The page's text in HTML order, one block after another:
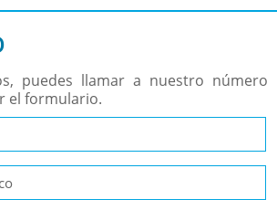
puedes llamar a nuestro número
el formulario.